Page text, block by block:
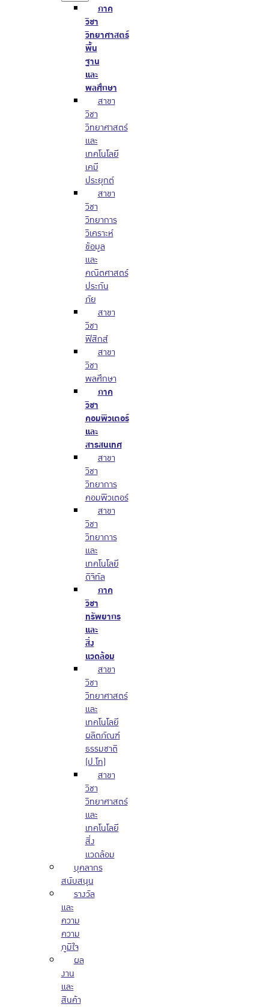
ภาค
วิชา
วิทยาศาสตร์
พื้น
ฐาน
และ
พลศึกษา
สาขา
วิชา
วิทยาศาสตร์
และ
เทคโนโลยี
เคมี
ประยุกต์
สาขา
วิชา
วิทยาการ
วิเคราะห์
ข้อมูล
และ
คณิตศาสตร์
ประกัน
ภัย
สาขา
วิชา
ฟิสิกส์
สาขา
วิชา
พลศึกษา
ภาค
วิชา
คอมพิวเตอร์
และ
สารสนเทศ
สาขา
วิชา
วิทยาการ
คอมพิวเตอร์
สาขา
วิชา
วิทยาการ
และ
เทคโนโลยี
ดิจิทัล
ภาค
วิชา
ทรัพยากร
และ
สิ่ง
แวดล้อม
สาขา
วิชา
วิทยาศาสตร์
และ
เทคโนโลยี
ผลิตภัณฑ์
ธรรมชาติ
(ป.โท)
สาขา
วิชา
วิทยาศาสตร์
และ
เทคโนโลยี
สิ่ง
แวดล้อม
บุคลากร
สนับสนุน
รางวัล
และ
ความ
ความ
ภูมิใจ
ผล
งาน
และ
สินค้า